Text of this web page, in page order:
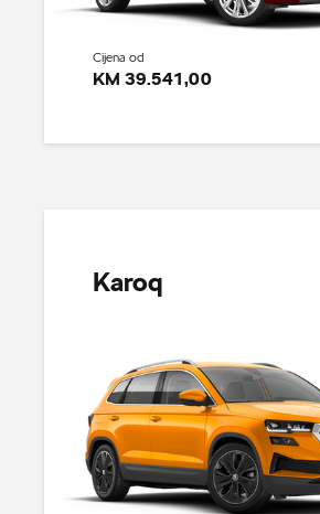
Cijena od
KM 39.541,00
Karoq